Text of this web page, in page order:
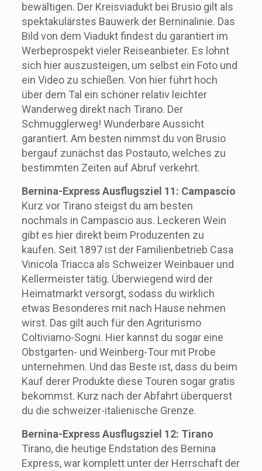
bewältigen. Der Kreisviadukt bei Brusio gilt als
spektakulärstes Bauwerk der Berninalinie. Das
Bild von dem Viadukt findest du garantiert im
Werbeprospekt vieler Reiseanbieter. Es lohnt
sich hier auszusteigen, um selbst ein Foto und
ein Video zu schießen. Von hier führt hoch
über dem Tal ein schöner relativ leichter
Wanderweg direkt nach Tirano. Der
Schmugglerweg! Wunderbare Aussicht
garantiert. Am besten nimmst du von Brusio
bergauf zunächst das Postauto, welches zu
bestimmten Zeiten auf Abruf verkehrt.
Bernina-Express Ausflugsziel 11: Campascio
Kurz vor Tirano steigst du am besten
nochmals in Campascio aus. Leckeren Wein
gibt es hier direkt beim Produzenten zu
kaufen. Seit 1897 ist der Familienbetrieb Casa
Vinicola Triacca als Schweizer Weinbauer und
Kellermeister tätig. Überwiegend wird der
Heimatmarkt versorgt, sodass du wirklich
etwas Besonderes mit nach Hause nehmen
wirst. Das gilt auch für den Agriturismo
Coltiviamo-Sogni. Hier kannst du sogar eine
Obstgarten- und Weinberg-Tour mit Probe
unternehmen. Und das Beste ist, dass du beim
Kauf derer Produkte diese Touren sogar gratis
bekommst. Kurz nach der Abfahrt überquerst
du die schweizer-italienische Grenze.
Bernina-Express Ausflugsziel 12: Tirano
Tirano, die heutige Endstation des Bernina
Express, war komplett unter der Herrschaft der